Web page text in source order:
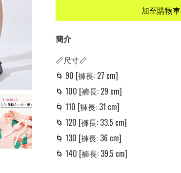
加至購物車
簡介
📏尺寸📏
🌀 90 [褲長: 27 cm]
🌀 100 [褲長: 29 cm]
🌀 110 [褲長: 31 cm]
🌀 120 [褲長: 33.5 cm]
🌀 130 [褲長: 36 cm]
🌀 140 [褲長: 39.5 cm]